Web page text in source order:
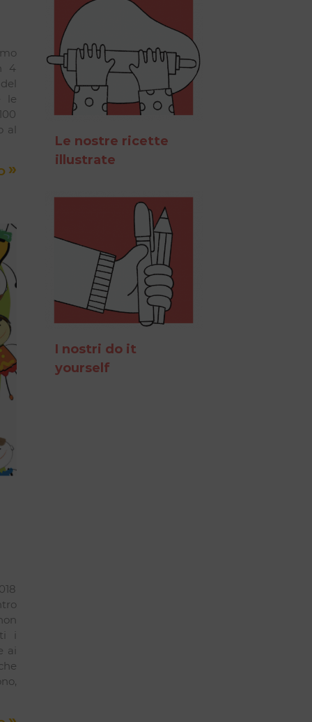
4
le
al
»
i
ai
Le nostre ricette
illustrate
I nostri do it
yourself